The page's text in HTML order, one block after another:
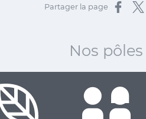
Partager la page Partager
Nos pôles